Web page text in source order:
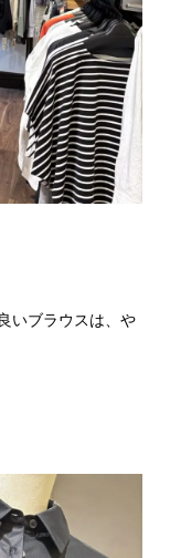
いブラウスは、や